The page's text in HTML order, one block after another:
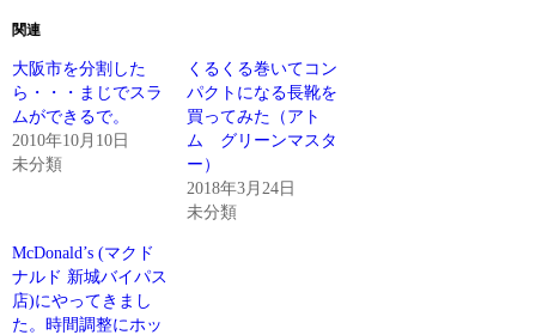
関連
大阪市を分割した
ら・・・まじでスラ
ムができるで。
2010年10月10日
未分類
くるくる巻いてコン
パクトになる長靴を
買ってみた（アト
ム グリーンマスタ
ー）
2018年3月24日
未分類
McDonald’s (マクド
ナルド 新城バイパス
店)にやってきまし
た。時間調整にホッ